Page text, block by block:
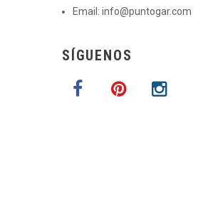
Email: info@puntogar.com
SÍGUENOS